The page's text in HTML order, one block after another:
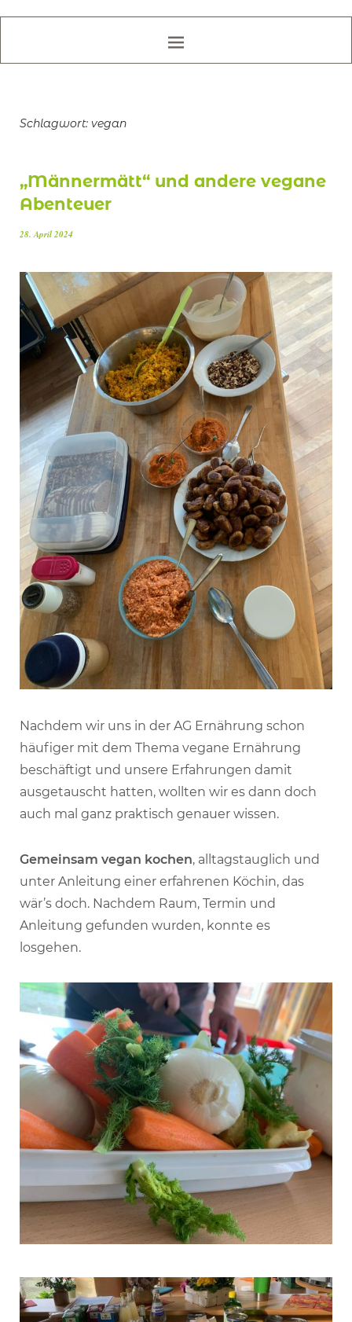
Schlagwort: vegan
„Männermätt“ und andere vegane
Abenteuer
28. April 2024
Nachdem wir uns in der AG Ernährung schon
häufiger mit dem Thema vegane Ernährung
beschäftigt und unsere Erfahrungen damit
ausgetauscht hatten, wollten wir es dann doch
auch mal ganz praktisch genauer wissen.
Gemeinsam vegan kochen, alltagstauglich und
unter Anleitung einer erfahrenen Köchin, das
wär’s doch. Nachdem Raum, Termin und
Anleitung gefunden wurden, konnte es
losgehen.